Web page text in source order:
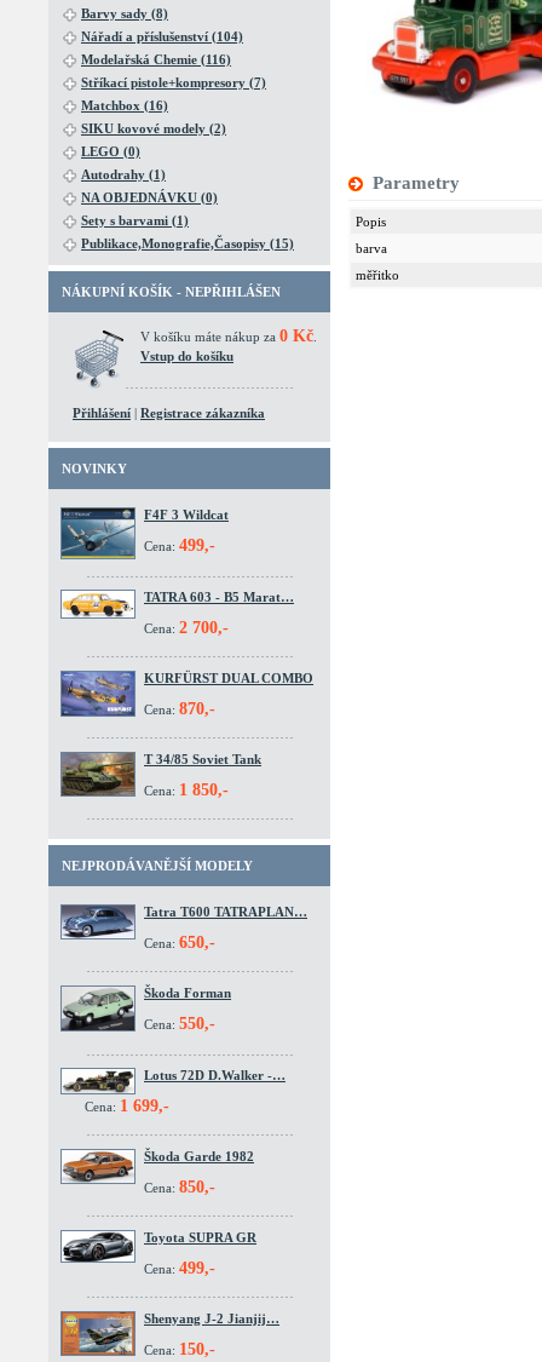
Barvy sady (8)
Nářadí a příslušenství (104)
Modelařská Chemie (116)
Stříkací pistole+kompresory (7)
Matchbox (16)
SIKU kovové modely (2)
LEGO (0)
Autodrahy (1)
NA OBJEDNÁVKU (0)
Sety s barvami (1)
Publikace,Monografie,Časopisy (15)
NÁKUPNÍ KOŠÍK - NEPŘIHLÁŠEN
V košíku máte nákup za 0 Kč
Vstup do košíku
Přihlášení | Registrace zákazníka
NOVINKY
F4F 3 Wildcat
Cena: 499,-
TATRA 603 - B5 Marat…
Cena: 2 700,-
KURFÜRST DUAL COMBO
Cena: 870,-
T 34/85 Soviet Tank
Cena: 1 850,-
NEJPRODÁVANĚJŠÍ MODELY
Tatra T600 TATRAPLAN…
Cena: 650,-
Škoda Forman
Cena: 550,-
Lotus 72D D.Walker -…
Cena: 1 699,-
Škoda Garde 1982
Cena: 850,-
Toyota SUPRA GR
Cena: 499,-
Shenyang J-2 Jianjij…
Cena: 150,-
Parametry
Popis
barva
měřitko